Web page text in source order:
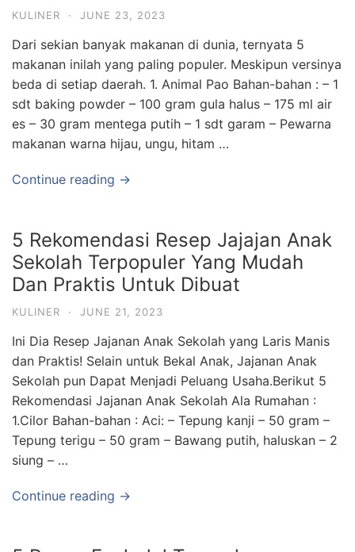
KULINER · JUNE 23, 2023
Dari sekian banyak makanan di dunia, ternyata 5
makanan inilah yang paling populer. Meskipun versinya
beda di setiap daerah. 1. Animal Pao Bahan-bahan : – 1
sdt baking powder – 100 gram gula halus – 175 ml air
es – 30 gram mentega putih – 1 sdt garam – Pewarna
makanan warna hijau, ungu, hitam …
Continue reading →
5 Rekomendasi Resep Jajajan Anak
Sekolah Terpopuler Yang Mudah
Dan Praktis Untuk Dibuat
KULINER · JUNE 21, 2023
Ini Dia Resep Jajanan Anak Sekolah yang Laris Manis
dan Praktis! Selain untuk Bekal Anak, Jajanan Anak
Sekolah pun Dapat Menjadi Peluang Usaha.Berikut 5
Rekomendasi Jajanan Anak Sekolah Ala Rumahan :
1.Cilor Bahan-bahan : Aci: – Tepung kanji – 50 gram –
Tepung terigu – 50 gram – Bawang putih, haluskan – 2
siung – …
Continue reading →